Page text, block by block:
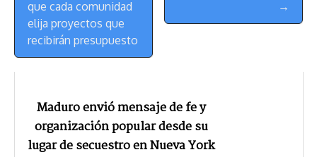
que cada comunidad
elija proyectos que
recibirán presupuesto
→
Maduro envió mensaje de fe y
organización popular desde su
lugar de secuestro en Nueva York